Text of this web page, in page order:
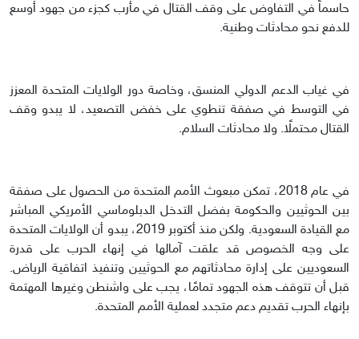
حاسماً في التفاوض على وقف القتال في مأرب كجزء من جهود أوسع
للدفع نحو محادثات وطنية.
في غياب الدعم الدولي المنسق، وخاصة دور الولايات المتحدة المعزز
في التوسط في صفقة تنطوي على خفض التصعيد، لا يبدو وقف
القتال محتملًا. ولا محادثات السلام.
في عام 2018، تمكن مبعوث الأمم المتحدة من الحصول على صفقة
بين الحوثيين والحكومة بفضل التدخل الدبلوماسي الأمريكي المباشر
مع القيادة السعودية. ولكن منذ أكتوبر 2019، يبدو أن الولايات المتحدة
على وجه الخصوص قد علقت آمالها في إنهاء الحرب على قدرة
السعوديين على إدارة محادثاتهم مع الحوثيين وتنفيذ اتفاقية الرياض.
قبل أن تتوقف هذه الجهود تمامًا، يجب على واشنطن وغيرها المهتمة
بإنهاء الحرب تقديم دعم متجدد لعملية الأمم المتحدة.